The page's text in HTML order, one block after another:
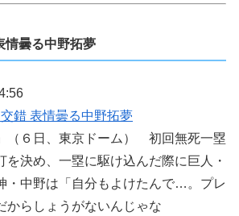
情曇る中野拓夢
錯 表情曇る中野拓夢
（６日、東京ドーム） 初回無死一塁
を決め、一塁に駆け込んだ際に巨人・
・中野は「自分もよけたんで…。プレ
からしょうがないんじゃな